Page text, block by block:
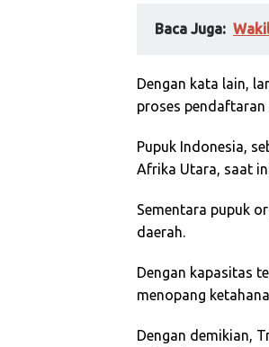
Baca Juga:
Dengan kata lain,
proses pendaftaran
Pupuk Indonesia,
Afrika Utara, saat
Sementara pupuk
daerah.
Dengan kapasitas
menopang
Dengan demikian,